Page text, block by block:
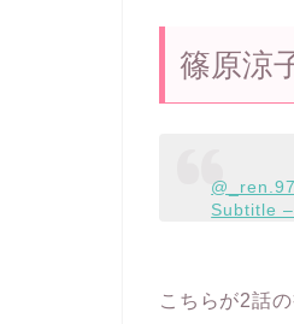
篠原涼
@_ren.97
Subtitle
こちらが2話